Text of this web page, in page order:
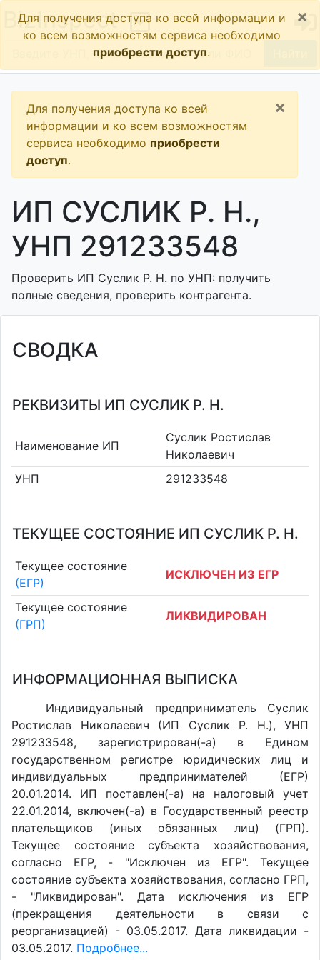
BizInspect
Для получения доступа ко всей информации и
ко всем возможностям сервиса необходимо
приобрести доступ.
×
Для получения доступа ко всей
информации и ко всем возможностям
сервиса необходимо приобрести
доступ.
×
ИП СУСЛИК Р. Н.,
УНП 291233548
Проверить ИП Суслик Р. Н. по УНП: получить
полные сведения, проверить контрагента.
СВОДКА
РЕКВИЗИТЫ ИП СУСЛИК Р. Н.
Наименование ИП
Суслик Ростислав
Николаевич
УНП
291233548
ТЕКУЩЕЕ СОСТОЯНИЕ ИП СУСЛИК Р. Н.
Текущее состояние
(ЕГР)
ИСКЛЮЧЕН ИЗ ЕГР
Текущее состояние
(ГРП)
ЛИКВИДИРОВАН
ИНФОРМАЦИОННАЯ ВЫПИСКА
Индивидуальный предприниматель Суслик
Ростислав Николаевич (ИП Суслик Р. Н.), УНП
291233548, зарегистрирован(-а) в Едином
государственном регистре юридических лиц и
индивидуальных предпринимателей (ЕГР)
20.01.2014. ИП поставлен(-a) на налоговый учет
22.01.2014, включен(-a) в Государственный реестр
плательщиков (иных обязанных лиц) (ГРП).
Текущее состояние субъекта хозяйствования,
согласно ЕГР, - "Исключен из ЕГР". Текущее
состояние субъекта хозяйствования, согласно ГРП,
- "Ликвидирован". Дата исключения из ЕГР
(прекращения деятельности в связи с
реорганизацией) - 03.05.2017. Дата ликвидации -
03.05.2017. Подробнее...